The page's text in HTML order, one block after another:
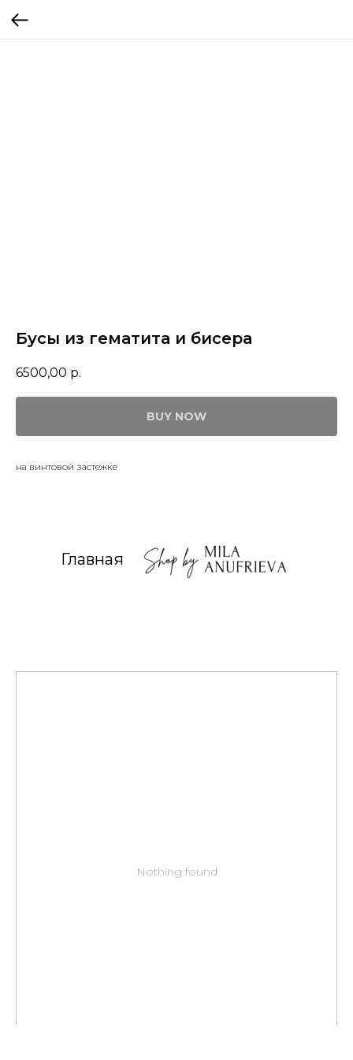
Бусы из гематита и бисера
6500,00 р.
BUY NOW
на винтовой застежке
Главная
Nothing found